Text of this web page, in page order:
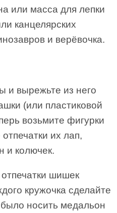
или масса для лепки
канцелярских
и верёвочка.
и вырежьте из него
(или пластиковой
возьмите фигурки
их лап,
и колючек.
шишек
кружочка сделайте
носить медальон